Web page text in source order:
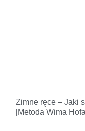
Zimne ręce – Jaki
[Metoda Wima